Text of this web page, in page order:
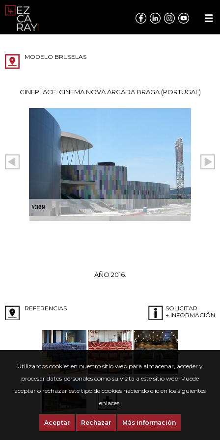
Utilizamos cookies en nuestro sitio web para almacenar, acceder y
procesar datos personales como su visita a este sitio web. Puede
aceptar o rechazar este tipo de cookies haciendo clic en los siguientes
enlaces.
Aceptar Rechazar Más información
MODELO BRUSELAS
CINEPLACE. CINEMA NOVA ARCADA BRAGA (PORTUGAL)
#369
AÑO 2016.
REFERENCIAS
SOLICITAR
+ INFORMACIÓN